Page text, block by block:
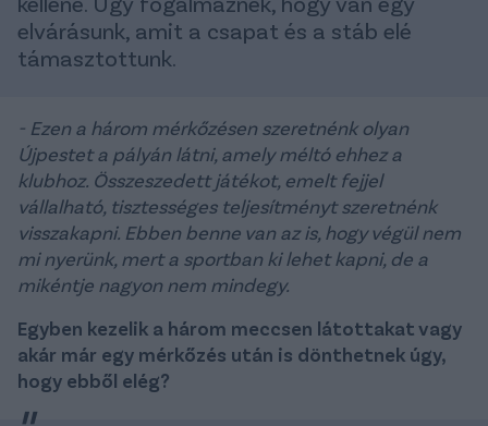
elvárásunk, amit a csapat és a stáb elé
támasztottunk.
- Ezen a három mérkőzésen szeretnénk olyan
Újpestet a pályán látni, amely méltó ehhez a
klubhoz. Összeszedett játékot, emelt fejjel
vállalható, tisztességes teljesítményt szeretnénk
visszakapni. Ebben benne van az is, hogy végül nem
mi nyerünk, mert a sportban ki lehet kapni, de a
mikéntje nagyon nem mindegy.
Egyben kezelik a három meccsen látottakat vagy
akár már egy mérkőzés után is dönthetnek úgy,
hogy ebből elég?